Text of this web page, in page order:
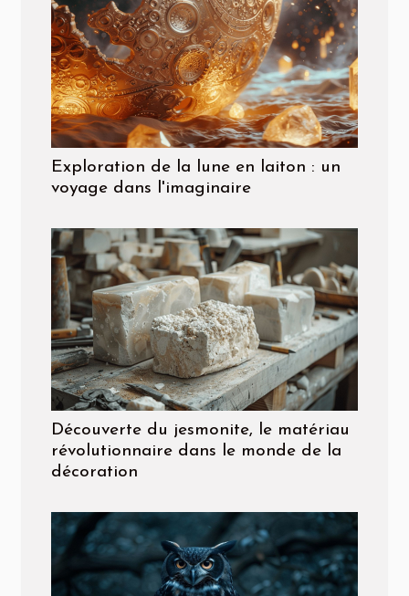
Exploration de la lune en laiton : un
voyage dans l'imaginaire
Découverte du jesmonite, le matériau
révolutionnaire dans le monde de la
décoration